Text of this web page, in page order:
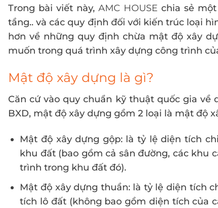
Trong bài viết này,AMC HOUSE chia sẻ
tầng.. và các quy định đối với kiến trúc loại
hơn về những quy định chừa mật độ xây
muốn trong quá trình xây dựng công trình
Mật độ xây dựng là gì?
Căn cứ vào quy chuẩn kỹ thuật quốc gia về
BXD, mật độ xây dựng gồm 2 loại là mật độ
Mật độ xây dựng gộp: là tỷ lệ diện tích
khu đất (bao gồm cả sân đường, các khu
trình trong khu đất đó).
Mật độ xây dựng thuần: là tỷ lệ diện tích
tích lô đất (không bao gồm diện tích của